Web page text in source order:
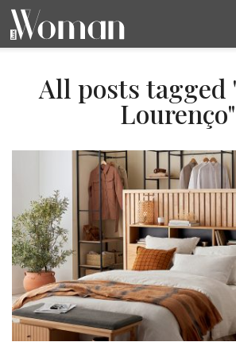
BELEZA
CAPA
LIFESTYLE
MODA
OPINIÃO
PESSOAS
SOCIEDADE
VIDEOS
All posts tagged
Lourenço"